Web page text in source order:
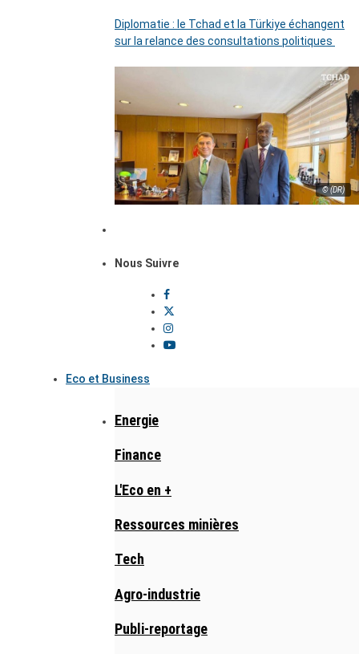
Diplomatie : le Tchad et la Türkiye échangent
sur la relance des consultations politiques
© (DR)
Nous Suivre
Eco et Business
Energie
Finance
L'Eco en +
Ressources minières
Tech
Agro-industrie
Publi-reportage